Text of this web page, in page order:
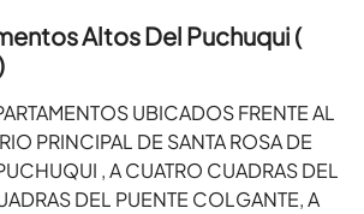
Altos Del Puchuqui (
UBICADOS FRENTE AL
PRINCIPAL DE SANTA ROSA DE
, A CUATRO CUADRAS DEL
DEL PUENTE COLGANTE, A